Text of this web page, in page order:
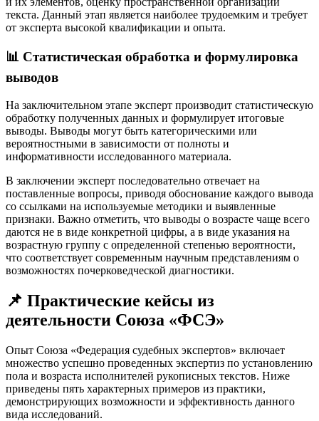
текста. Данный этап является наиболее трудоемким и требует
от эксперта высокой квалификации и опыта.
📊 Статистическая обработка и формулировка
выводов
На заключительном этапе эксперт производит статистическую
обработку полученных данных и формулирует итоговые
выводы. Выводы могут быть категорическими или
вероятностными в зависимости от полноты и
информативности исследованного материала.
В заключении эксперт последовательно отвечает на
поставленные вопросы, приводя обоснование каждого вывода
со ссылками на используемые методики и выявленные
признаки. Важно отметить, что выводы о возрасте чаще всего
даются не в виде конкретной цифры, а в виде указания на
возрастную группу с определенной степенью вероятности,
что соответствует современным научным представлениям о
возможностях почерковедческой диагностики.
📌 Практические кейсы из
деятельности Союза «ФСЭ»
Опыт Союза «Федерация судебных экспертов» включает
множество успешно проведенных экспертиз по установлению
пола и возраста исполнителей рукописных текстов. Ниже
приведены пять характерных примеров из практики,
демонстрирующих возможности и эффективность данного
вида исследований.